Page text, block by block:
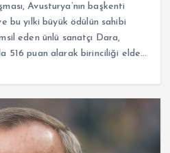
Avusturya’nın başkenti
bu yılki büyük ödülün sahibi
eden ünlü sanatçı Dara,
516 puan alarak birinciliği elde…